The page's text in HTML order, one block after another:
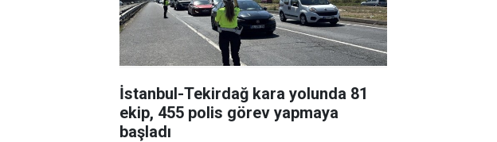
İstanbul-Tekirdağ kara yolunda 81
ekip, 455 polis görev yapmaya
başladı